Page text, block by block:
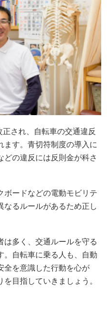
され、自転車の交通違反
ます。青切符制度の導入に
どの違反には反則金が科さ
ボードなどの電動モビリテ
なるルールがあるため正し
は多く、交通ルールを守る
。自転車に乗る人も、自動
全を意識した行動を心が
目指していきましょう。